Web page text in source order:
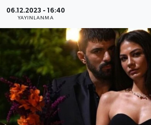
06.12.2023 - 16:40
YAYINLANMA
Süper Lig Puan Durumu ve Fikstür
Tüm Manşetler
Son Dakika Haberleri
Haber Arşivi